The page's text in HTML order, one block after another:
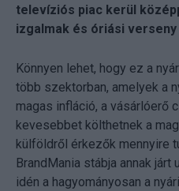
televíziós piac kerül
izgalmak és óriási
Könnyen lehet, hogy ez a
több szektorban, amelyek a
magas infláció, a vásárlóerő
kevesebbet költhetnek a
külföldről érkezők mennyire
BrandMania stábja annak
idén a hagyományosan a